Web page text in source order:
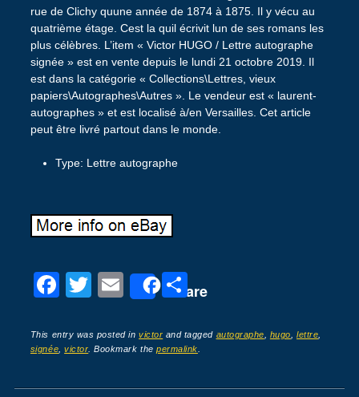
rue de Clichy quune année de 1874 à 1875. Il y vécu au
quatrième étage. Cest la quil écrivit lun de ses romans les
plus célèbres. L’item « Victor HUGO / Lettre autographe
signée » est en vente depuis le lundi 21 octobre 2019. Il
est dans la catégorie « Collections\Lettres, vieux
papiers\Autographes\Autres ». Le vendeur est « laurent-
autographes » et est localisé à/en Versailles. Cet article
peut être livré partout dans le monde.
Type: Lettre autographe
F
c
e
b
T
tt
er
E
ail
Share
P
ta
g
er
This entry was posted invictor and tagged autographe hugo ,lettre
signée ,victor . Bookmark thepermalink